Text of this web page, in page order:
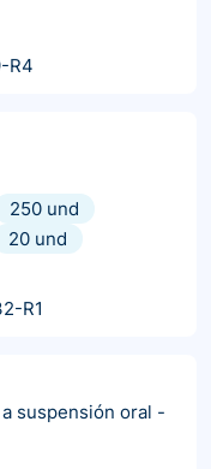
R4
250 und
20 und
R1
suspensión oral -